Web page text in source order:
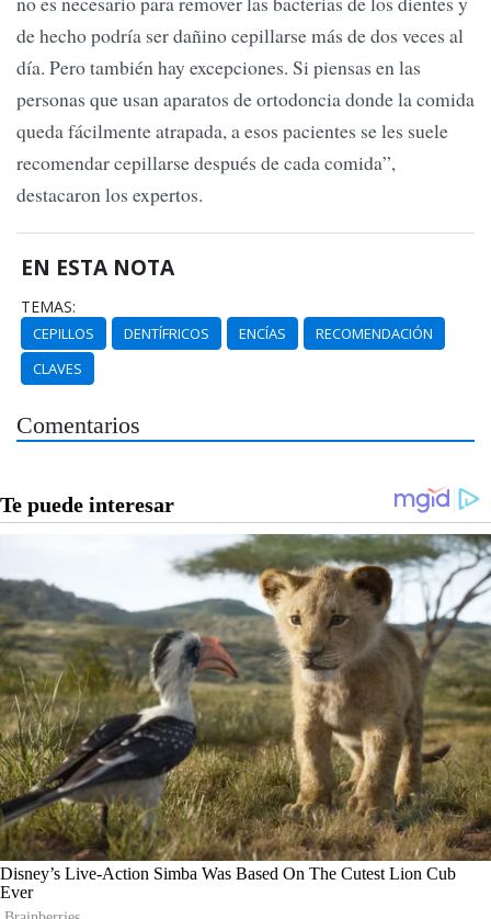
de hecho podría ser dañino cepillarse más de dos veces al
día. Pero también hay excepciones. Si piensas en las
personas que usan aparatos de ortodoncia donde la comida
queda fácilmente atrapada, a esos pacientes se les suele
recomendar cepillarse después de cada comida”,
destacaron los expertos.
EN ESTA NOTA
TEMAS:
CEPILLOS DENTÍFRICOS ENCÍAS
RECOMENDACIÓN
CLAVES
Comentarios